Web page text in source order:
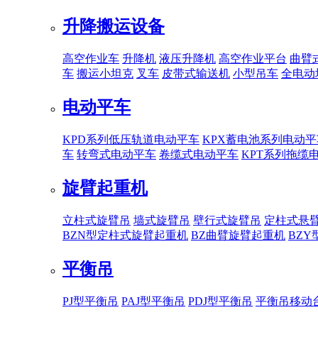
升降搬运设备
高空作业车 升降机 液压升降机 高空作业平台 曲臂
车 搬运小坦克 叉车 皮带式输送机 小型吊车 全电动
电动平车
KPD系列低压轨道电动平车 KPX蓄电池系列电动
车 转弯式电动平车 卷缆式电动平车 KPT系列拖缆
旋臂起重机
立柱式旋臂吊 墙式旋臂吊 壁行式旋臂吊 定柱式悬
BZN型定柱式旋臂起重机 BZ曲臂旋臂起重机 BZY
平衡吊
PJ型平衡吊 PAJ型平衡吊 PDJ型平衡吊 平衡吊移动